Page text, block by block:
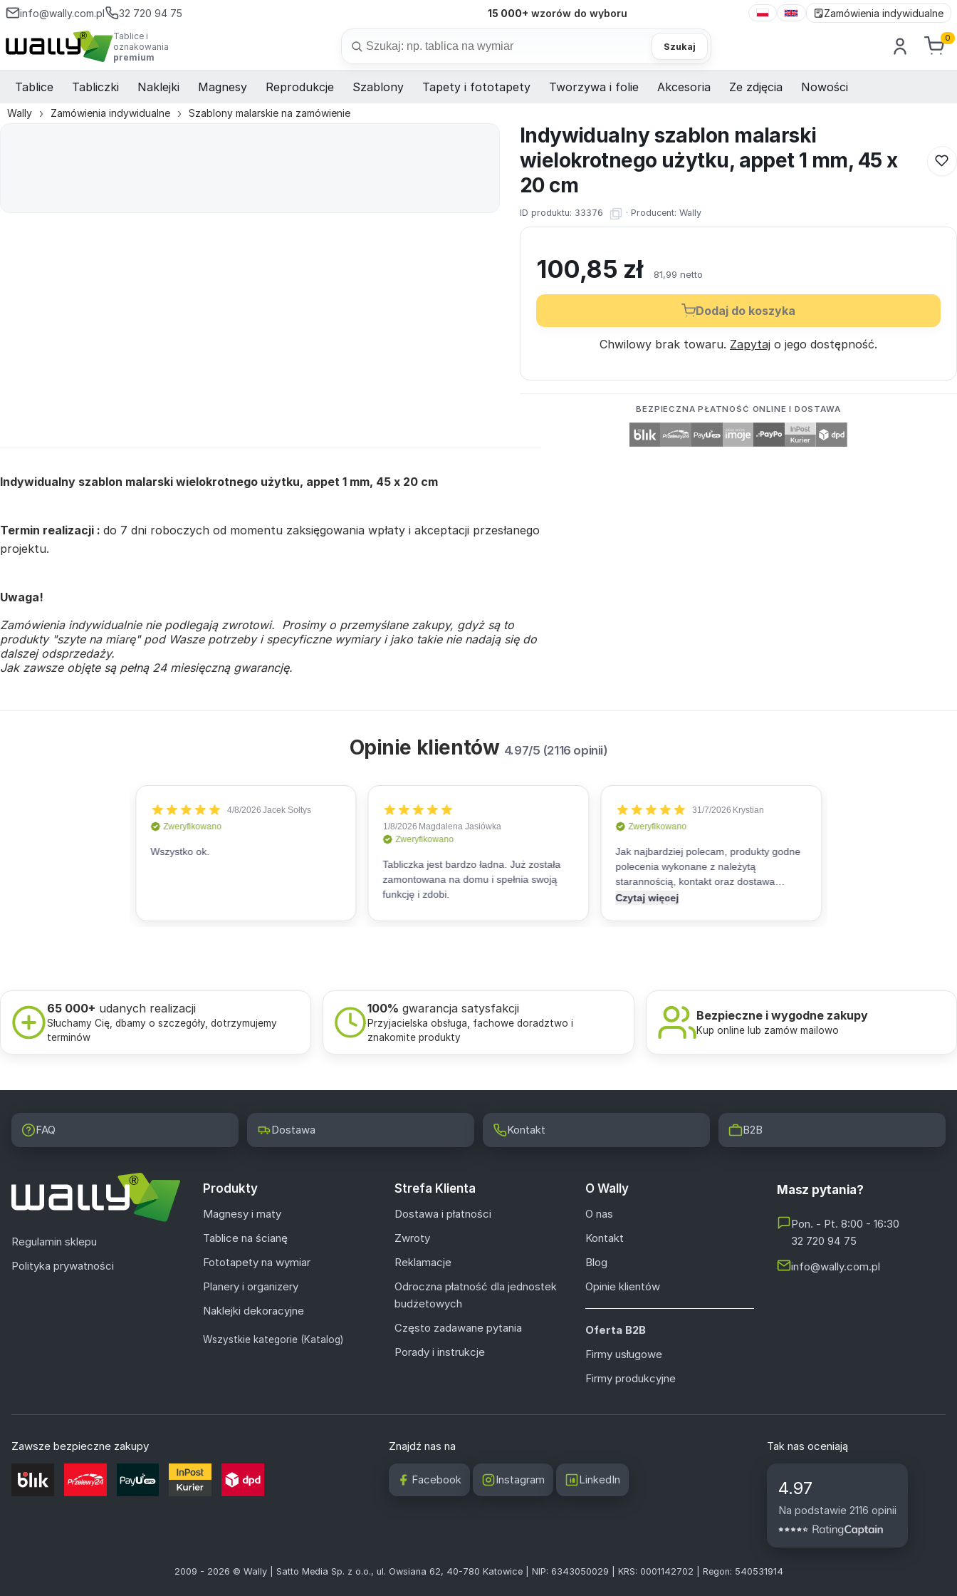
info@wally.com.pl 32 720 94 75 15 000+ wzorów do wyboru
98%dostaw na czas Zamówienia indywidualne
Tablice i
oznakowania
premium
Szukaj
0
Tablice Tabliczki Naklejki Magnesy Reprodukcje Szablony Tapety i fototapety Tworzywa i folie Akcesoria Ze zdjęcia Nowości
Wally Zamówienia indywidualne Szablony malarskie na zamówienie
Indywidualny szablon malarski
wielokrotnego użytku, appet 1 mm, 45 x
20 cm
ID produktu: 33376 · Producent: Wally
100,85 zł 81,99 netto
Dodaj do koszyka
Chwilowy brak towaru. Zapytaj o jego dostępność.
BEZPIECZNA PŁATNOŚĆ ONLINE I DOSTAWA
Indywidualny szablon malarski wielokrotnego użytku, appet 1 mm, 45 x 20 cm
Termin realizacji : do 7 dni roboczych od momentu zaksięgowania wpłaty i akceptacji przesłanego
projektu.
Uwaga!
Zamówienia indywidualnie nie podlegają zwrotowi. Prosimy o przemyślane zakupy, gdyż są to
produkty "szyte na miarę" pod Wasze potrzeby i specyficzne wymiary i jako takie nie nadają się do
dalszej odsprzedaży.
Jak zawsze objęte są pełną 24 miesięczną gwarancję.
Opinie klientów 4.97/5 (2116 opinii)
65 000+ udanych realizacji
Słuchamy Cię, dbamy o szczegóły, dotrzymujemy
terminów
100% gwarancja satysfakcji
Przyjacielska obsługa, fachowe doradztwo i
znakomite produkty
Bezpieczne i wygodne zakupy
Kup online lub zamów mailowo
FAQ Dostawa Kontakt B2B
Regulamin sklepu
Polityka prywatności
Produkty
Magnesy i maty
Tablice na ścianę
Fototapety na wymiar
Planery i organizery
Naklejki dekoracyjne
Wszystkie kategorie (Katalog)
Strefa Klienta
Dostawa i płatności
Zwroty
Reklamacje
Odroczna płatność dla jednostek
budżetowych
Często zadawane pytania
Porady i instrukcje
O Wally
O nas
Kontakt
Blog
Opinie klientów
Oferta B2B
Firmy usługowe
Firmy produkcyjne
Masz pytania?
Pon. - Pt. 8:00 - 16:30
32 720 94 75
info@wally.com.pl
Zawsze bezpieczne zakupy Znajdź nas na
Facebook Instagram LinkedIn
Tak nas oceniają
4.97
Na podstawie 2116 opinii
2009 - 2026 © Wally | Satto Media Sp. z o.o., ul. Owsiana 62, 40-780 Katowice | NIP: 6343050029 | KRS: 0001142702 | Regon: 540531914